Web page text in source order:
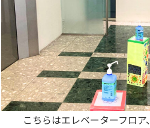
こちらはエレベーターフロア、